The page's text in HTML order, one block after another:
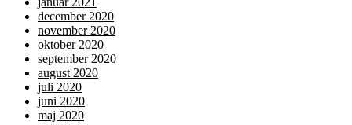
december 2020
november 2020
oktober 2020
september 2020
august 2020
juli 2020
juni 2020
maj 2020